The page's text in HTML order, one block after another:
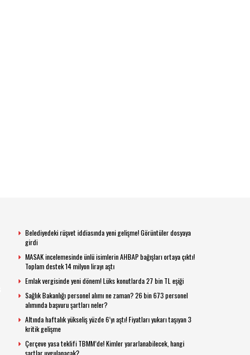
Belediyedeki rüşvet iddiasında yeni gelişme! Görüntüler dosyaya
girdi
MASAK incelemesinde ünlü isimlerin AHBAP bağışları ortaya çıktı!
Toplam destek 14 milyon lirayı aştı
Emlak vergisinde yeni dönem! Lüks konutlarda 27 bin TL eşiği
Sağlık Bakanlığı personel alımı ne zaman? 26 bin 673 personel
alımında başvuru şartları neler?
Altında haftalık yükseliş yüzde 6’yı aştı! Fiyatları yukarı taşıyan 3
kritik gelişme
Çerçeve yasa teklifi TBMM’de! Kimler yararlanabilecek, hangi
şartlar uygulanacak?